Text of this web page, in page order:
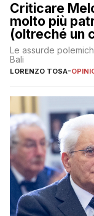
Criticare
molto più
(oltreché un
Le assurde
Bali
LORENZO TOSA-